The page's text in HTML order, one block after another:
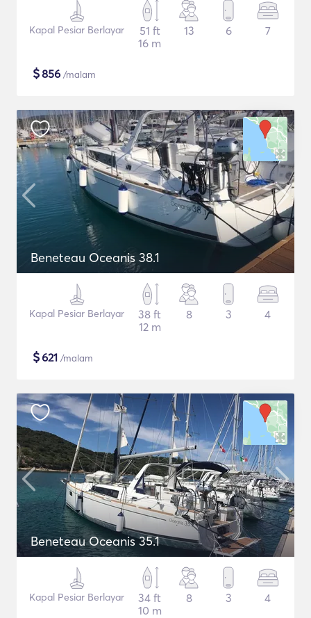
Kapal Pesiar Berlayar
51 ft
16 m
13 6 7
$856 /malam
Beneteau Oceanis 38.1
Kapal Pesiar Berlayar
38 ft
12 m
8 3 4
$621 /malam
Beneteau Oceanis 35.1
Kapal Pesiar Berlayar
34 ft
10 m
8 3 4